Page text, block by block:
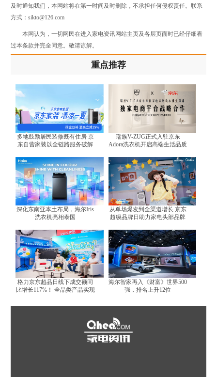
及时通知我们，本网站将在第一时间及时删除，不承担任何侵权责任。联系
方式：sikto@126.com
本网认为，一切网民在进入家电资讯网站主页及各层页面时已经仔细看
过本条款并完全同意。敬请谅解。
重点推荐
多地鼓励居民装修既有住房 京
东自营家装以全链路服务破解
瑞族V-ZUG正式入驻京东
Adora洗衣机开启高端生活品质
深化东南亚本土布局，海尔Iris
洗衣机亮相泰国
从单场爆发到全渠道增长 京东
超级品牌日助力家电头部品牌
格力京东超品日线下成交额同
比增长117%！ 全品类产品实现
海尔智家再入《财富》世界500
强，排名上升12位